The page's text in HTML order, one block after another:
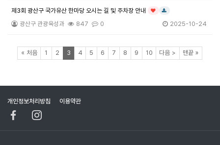
제3회 광산구 국가유산 한마당 오시는 길 및 주차장 안내 인기글다운로드
광산구 관광육성과 847 0 2025-10-24
« 처음페이지
1 페이지
2 페이지
열린
3 페이지
4페이지
5 페이지
6 페이지
7 페이지
8 페이지
9 페이지
10페이지
다음 페이지
> 맨끝 페이지
»
개인정보처리방침 이용약관